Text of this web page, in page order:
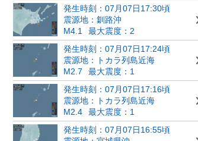
発生時刻：07月07日17:30頃
震源地：釧路沖
M4.1
最大震度：2
発生時刻：07月07日17:24頃
震源地：トカラ列島近海
M2.7
最大震度：1
発生時刻：07月07日17:16頃
震源地：トカラ列島近海
M2.4
最大震度：1
発生時刻：07月07日16:55頃